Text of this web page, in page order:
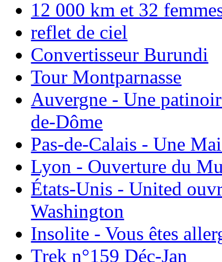
12 000 km et 32
reflet de ciel
Convertisseur Burundi
Tour Montparnasse
Auvergne - Une
de-Dôme
Pas-de-Calais - Une
Lyon - Ouverture du
États-Unis - United
Washington
Insolite - Vous êtes
Trek n°159 Déc-Jan